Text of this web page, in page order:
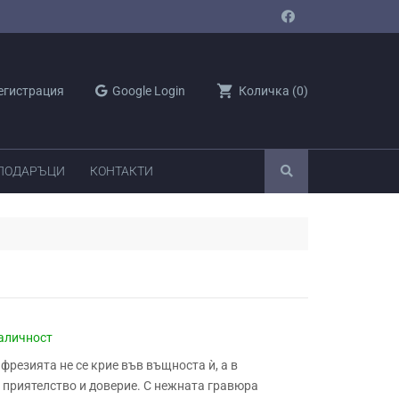
Google Login shopping_cart Количка (0)
КОНТАКТИ
не се крие във въщноста ѝ, а в
и доверие. С нежната гравюра